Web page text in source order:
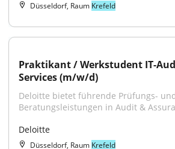
Düsseldorf, Raum Krefeld
Praktikant / Werkstudent IT-
Services (m/w/d)
Deloitte bietet führende Prüfungs-
Beratungsleistungen in Audit &
Deloitte
Düsseldorf, Raum Krefeld